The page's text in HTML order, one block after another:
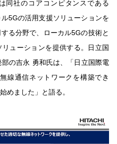
同社のコアコンピタンスである
5Gの活用支援ソリューションを
る分野で、ローカル5Gの技術と
ューションを提供する。日立国
の吉永 勇和氏は、「日立国際電
線通信ネットワークを構築でき
めました」と語る。